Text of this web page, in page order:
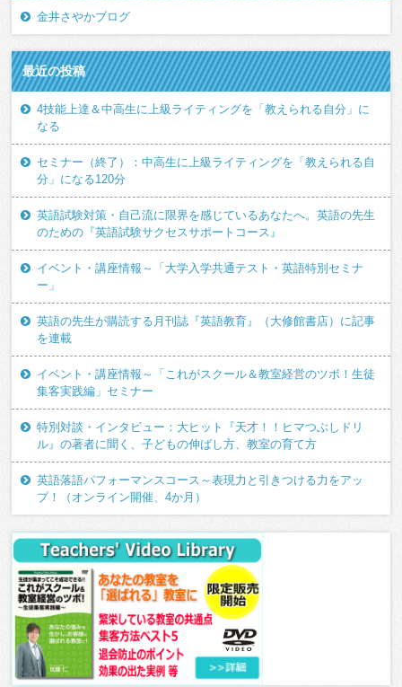
金井さやかブログ
最近の投稿
4技能上達＆中高生に上級ライティングを「教えられる自分」に
なる
セミナー（終了）：中高生に上級ライティングを「教えられる自
分」になる120分
英語試験対策・自己流に限界を感じているあなたへ。英語の先生
のための『英語試験サクセスサポートコース』
イベント・講座情報～「大学入学共通テスト・英語特別セミナ
ー」
英語の先生が購読する月刊誌『英語教育』（大修館書店）に記事
を連載
イベント・講座情報～「これがスクール＆教室経営のツボ！生徒
集客実践編」セミナー
特別対談・インタビュー：大ヒット『天才！！ヒマつぶしドリ
ル』の著者に聞く、子どもの伸ばし方、教室の育て方
英語落語パフォーマンスコース～表現力と引きつける力をアッ
プ！（オンライン開催、4か月）